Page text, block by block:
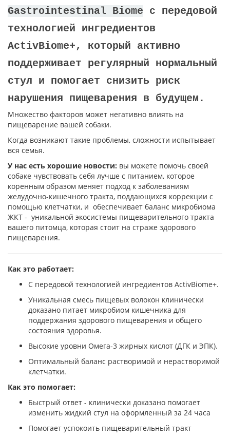
Gastrointestinal Biome с передовой
технологией ингредиентов
ActivBiome+, который активно
поддерживает регулярный нормальный
стул и помогает снизить риск
нарушения пищеварения в будущем.
Множество факторов может негативно влиять на
пищеварение вашей собаки.
Когда возникают такие проблемы, сложности испытывает
вся семья.
У нас есть хорошие новости: вы можете помочь своей
собаке чувствовать себя лучше с питанием, которое
коренным образом меняет подход к заболеваниям
желудочно-кишечного тракта, поддающихся коррекции с
помощью клетчатки, и обеспечивает баланс микробиома
ЖКТ - уникальной экосистемы пищеварительного тракта
вашего питомца, которая стоит на страже здорового
пищеварения.
Как это работает:
С передовой технологией ингредиентов ActivBiome+.
Уникальная смесь пищевых волокон клинически
доказано питает микробиом кишечника для
поддержания здорового пищеварения и общего
состояния здоровья.
Высокие уровни Омега-3 жирных кислот (ДГК и ЭПК).
Оптимальный баланс растворимой и нерастворимой
клетчатки.
Как это помогает:
Быстрый ответ - клинически доказано помогает
изменить жидкий стул на оформленный за 24 часа
Помогает успокоить пищеварительный тракт